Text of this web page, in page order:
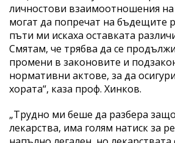
личностови взаимоотношения
могат да попречат на бъдещите
пъти ми искаха оставката
Смятам, че трябва да се
промени в законовите и
нормативни актове, за да
хората“, каза проф. Хинков.
„Трудно ми беше да разбера
лекарства, има голям натиск за